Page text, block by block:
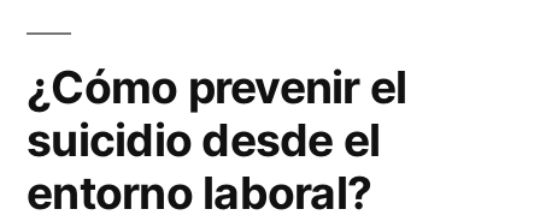
en
el
trabajo?”
¿Cómo prevenir el
suicidio desde el
entorno laboral?